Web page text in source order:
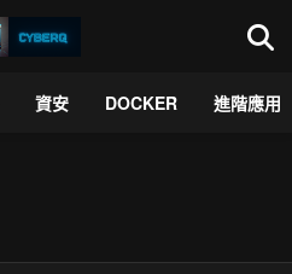
資安 DOCKER 進階應用